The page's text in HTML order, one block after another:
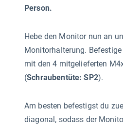
Person.
Hebe den Monitor nun an
Monitorhalterung. Befestige
mit den 4 mitgelieferten
(Schraubentüte: SP2).
Am besten befestigst du
diagonal, sodass der